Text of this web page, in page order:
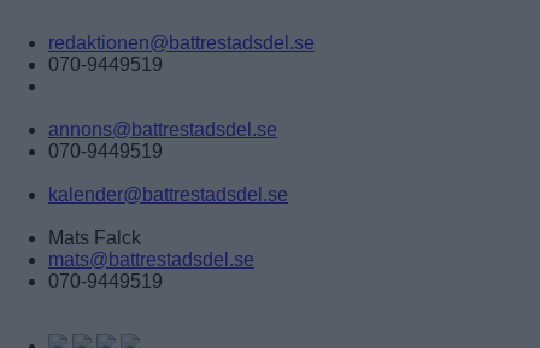
redaktionen@battrestadsdel.se
070-9449519
annons@battrestadsdel.se
070-9449519
kalender@battrestadsdel.se
Mats Falck
mats@battrestadsdel.se
070-9449519